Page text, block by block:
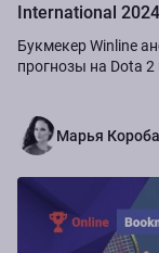
International
Букмекер Winline
прогнозы на Dota
Марья